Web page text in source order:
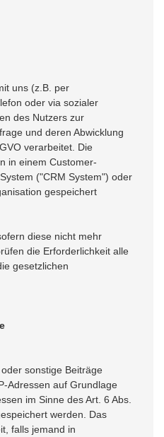
uns (z.B. per
oder via sozialer
des Nutzers zur
und deren Abwicklung
verarbeitet. Die
in einem Customer-
("CRM System") oder
gespeichert
diese nicht mehr
die Erforderlichkeit alle
gesetzlichen
sonstige Beiträge
Adressen auf Grundlage
im Sinne des Art. 6 Abs.
werden. Das
falls jemand in